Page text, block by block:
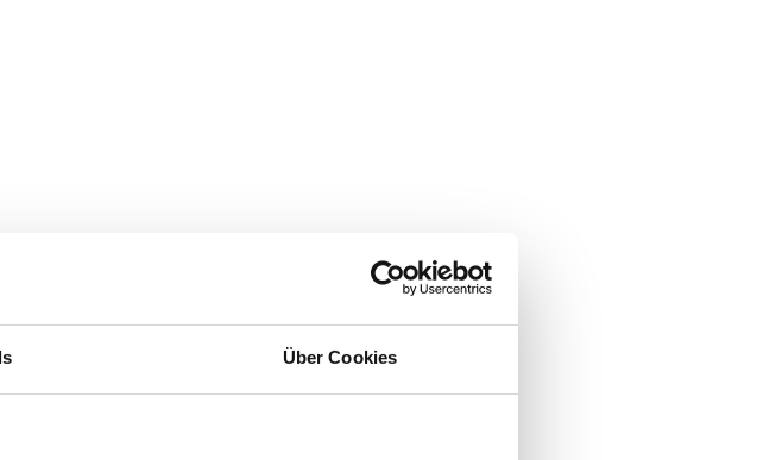
Über Cookies